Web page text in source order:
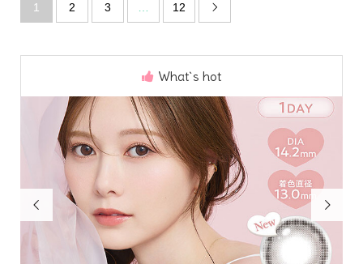
1 2 3 … 12 
What`s hot
 